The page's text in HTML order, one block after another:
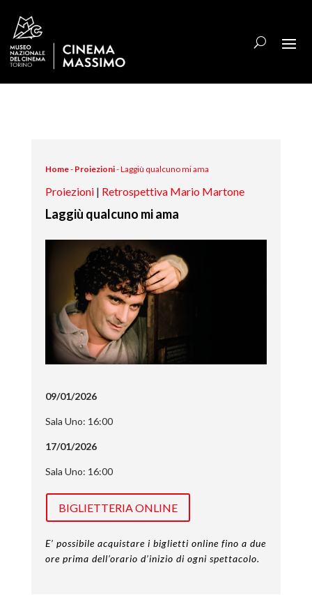
Home- Proiezioni-Laggiù qualcuno mi ama
Proiezioni| Retrospettiva Mario Martone
Laggiù qualcuno mi ama
09/01/2026
Sala Uno: 16:00
17/01/2026
Sala Uno: 16:00
BIGLIETTERIA ONLINE
E’ possibile acquistare i biglietti online fino a due
ore prima dell’orario d’inizio di ogni spettacolo.